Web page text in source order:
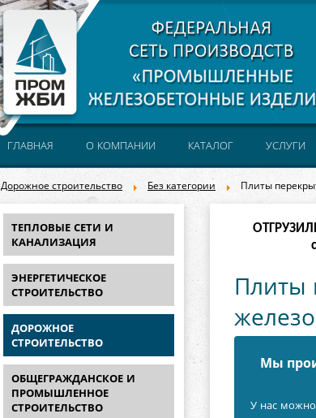
Дорожное строительство Без категории Плиты
ГЛАВНАЯ О КОМПАНИИ КАТАЛОГ УСЛУГИ
ТЕПЛОВЫЕ СЕТИ И
КАНАЛИЗАЦИЯ
ЭНЕРГЕТИЧЕСКОЕ
СТРОИТЕЛЬСТВО
ДОРОЖНОЕ
СТРОИТЕЛЬСТВО
ОБЩЕГРАЖДАНСКОЕ И
ПРОМЫШЛЕННОЕ
СТРОИТЕЛЬСТВО
Плиты
Мы
У нас